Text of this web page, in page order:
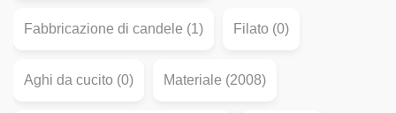
Fabbricazione di candele (1) Filato (0)
Aghi da cucito (0) Materiale (2008)